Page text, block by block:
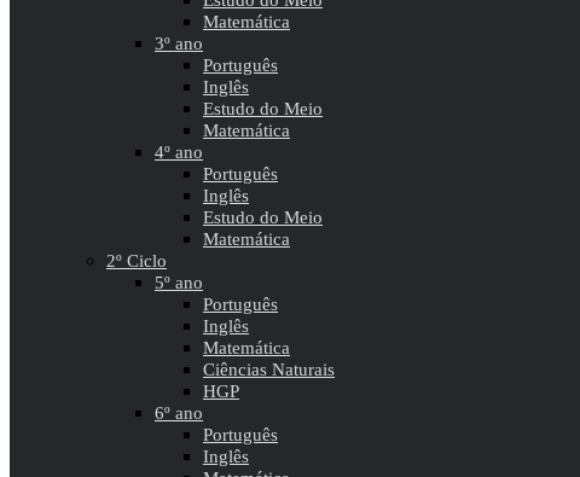
Matemática
3º ano
Português
Inglês
Estudo do Meio
Matemática
4º ano
Português
Inglês
Estudo do Meio
Matemática
2º Ciclo
5º ano
Português
Inglês
Matemática
Ciências Naturais
HGP
6º ano
Português
Inglês